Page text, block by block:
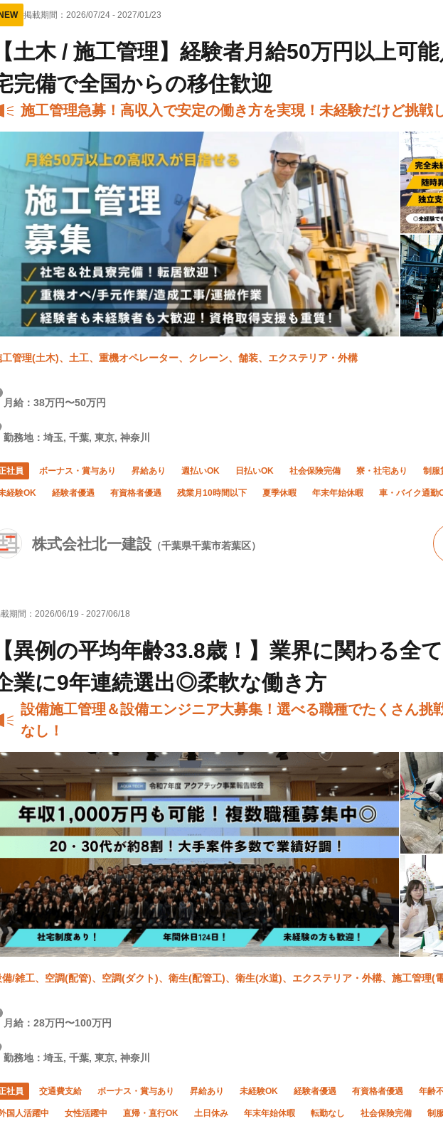
NEW 掲載期間： 2026/07/24 - 2027/01/23
工管理(土木)、土工、重機オペレーター、クレーン、舗装、エクステリア・外構
【土木 / 施工管理】経験者月給50万円以上可
完備で全国からの移住歓迎
施工管理急募！高収入で安定の働き方を実現！未経験だけど挑戦
株式会社北一建設 （千葉県千葉市若葉区）
月給：38万円〜50万円
勤務地：埼玉, 千葉, 東京, 神奈川
社員 ボーナス・賞与あり 昇給あり 週払いOK 日払いOK 社会保険完備 寮・社宅あり 制服
経験OK 経験者優遇 有資格者優遇 残業月10時間以下 夏季休暇 年末年始休暇 車・バイク通勤
期間： 2026/06/19 - 2027/06/18
備/雑工、空調(配管)、空調(ダクト)、衛生(配管工)、衛生(水道)、エクステリア・外構、施工管理(
【異例の平均年齢33.8歳！】業界に関わる全
業に9年連続選出◎柔軟な働き方
設備施工管理＆設備エンジニア大募集！選べる職種でたくさん挑
なし！
月給：28万円〜100万円
勤務地：埼玉, 千葉, 東京, 神奈川
社員 交通費支給 ボーナス・賞与あり 昇給あり 未経験OK 経験者優遇 有資格者優遇 年齢
国人活躍中 女性活躍中 直帰・直行OK 土日休み 年末年始休暇 転勤なし 社会保険完備 制